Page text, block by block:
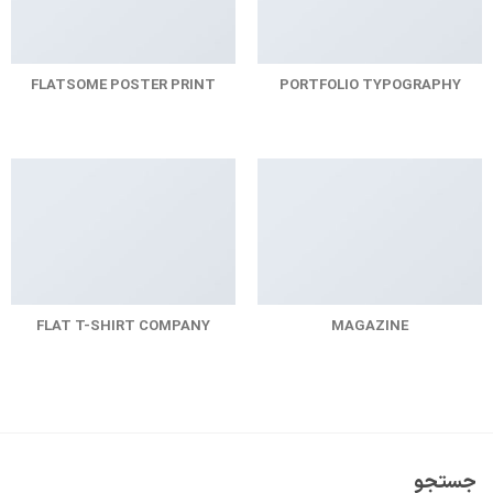
PORTFOLIO TYPOGRAPHY
FLATSOME POSTER PRINT
MAGAZINE
FLAT T-SHIRT COMPANY
جستجو